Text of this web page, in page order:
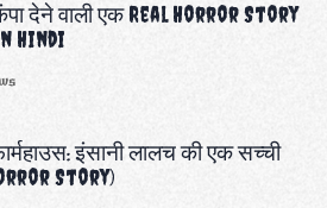
देने वाली एक Real Horror Story
Hindi
इंसानी लालच की एक सच्ची
Story)